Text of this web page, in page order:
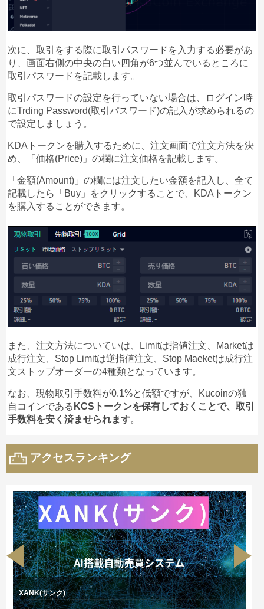
次に、取引をする際に取引パスワードを入力する必要があ
り、画面右側の中央の白い四角が6つ並んでいるところに
取引パスワードを記載します。
取引パスワードの設定を行っていない場合は、ログイン時
にTrding Password(取引パスワード)の記入が求められるの
で設定しましょう。
KDAトークンを購入するために、注文画面で注文方法を決
め、「価格(Price)」の欄に注文価格を記載します。
「金額(Amount)」の欄には注文したい金額を記入し、全て
記載したら「Buy」をクリックすることで、KDAトークン
を購入することができます。
また、注文方法についていは、Limitは指値注文、Marketは
成行注文、Stop Limitは逆指値注文、Stop Maeketは成行注
文ストップオーダーの4種類となっています。
なお、現物取引手数料が0.1%と低額ですが、Kucoinの独
自コインである KCSトークンを保有しておくことで、取引
手数料を安く済ませられます。
アクセスランキング
XANK(サンク)